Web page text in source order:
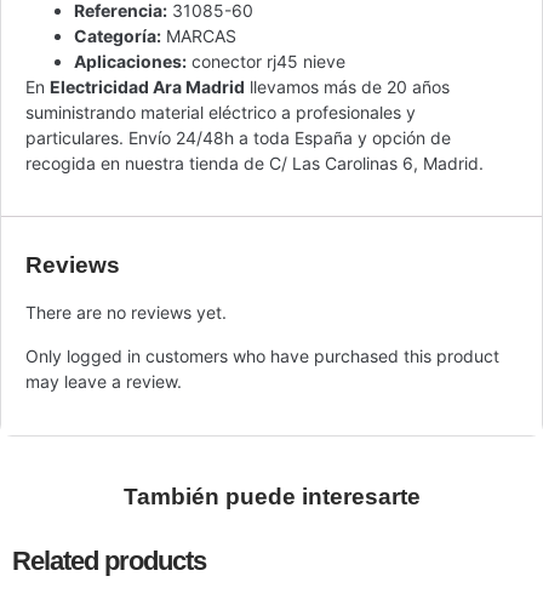
Referencia: 31085-60
Categoría: MARCAS
Aplicaciones: conector rj45 nieve
En Electricidad Ara Madrid llevamos más de 20 años
suministrando material eléctrico a profesionales y
particulares. Envío 24/48h a toda España y opción de
recogida en nuestra tienda de C/ Las Carolinas 6, Madrid.
Reviews
There are no reviews yet.
Only logged in customers who have purchased this product
may leave a review.
También puede interesarte
Related products